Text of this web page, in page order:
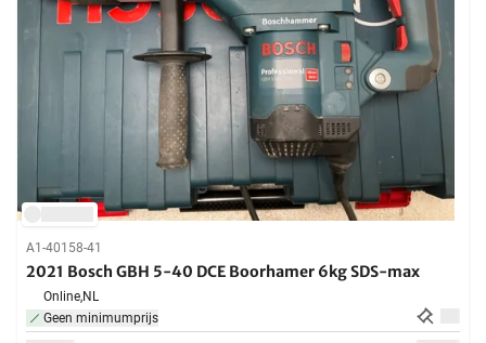
A1-40158-41
2021 Bosch GBH 5-40 DCE Boorhamer 6kg SDS-max
Online,NL
Geen minimumprijs